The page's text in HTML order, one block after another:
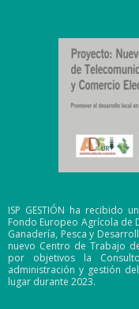
ISP GESTIÓN ha recibido
Fondo Europeo Agrícola de
Ganadería, Pesca y
nuevo Centro de Trabajo
por objetivos la
administración y gestión
lugar durante 2023.